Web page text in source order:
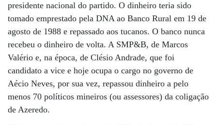
presidente nacional do partido. O dinheiro teria sido
tomado emprestado pela DNA ao Banco Rural em 19 de
agosto de 1988 e repassado aos tucanos. O banco nunca
recebeu o dinheiro de volta. A SMP&B, de Marcos
Valério e, na época, de Clésio Andrade, que foi
candidato a vice e hoje ocupa o cargo no governo de
Aécio Neves, por sua vez, repassou dinheiro a pelo
menos 70 políticos mineiros (ou assessores) da coligação
de Azeredo.